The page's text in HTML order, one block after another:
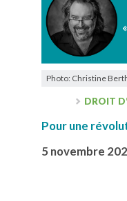
Photo: Christine
DROIT
Pour une
5 novembre